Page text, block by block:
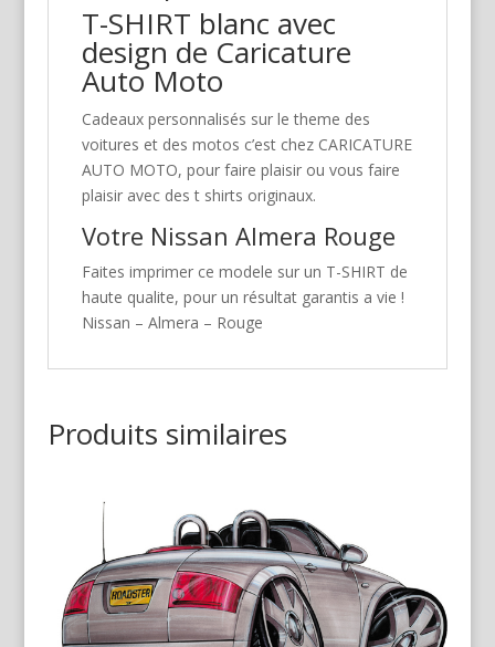
T-SHIRT blanc avec
design de Caricature
Auto Moto
Cadeaux personnalisés sur le theme des
voitures et des motos c’est chez CARICATURE
AUTO MOTO, pour faire plaisir ou vous faire
plaisir avec des t shirts originaux.
Votre Nissan Almera Rouge
Faites imprimer ce modele sur un T-SHIRT de
haute qualite, pour un résultat garantis a vie !
Nissan – Almera – Rouge
Produits similaires